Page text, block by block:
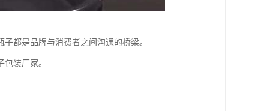
都是品牌与消费者之间沟通的桥梁。
装厂家。